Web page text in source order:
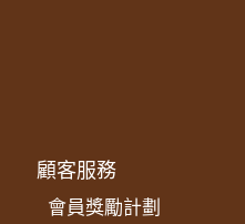
顧客服務
會員獎勵計劃